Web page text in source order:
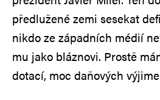
předlužené zemi sesekat
nikdo ze západních médií
mu jako bláznovi. Prostě
dotací, moc daňových